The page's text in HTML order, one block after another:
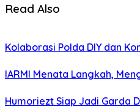
Read Also
Kolaborasi Polda DIY dan
IARMI Menata Langkah,
Humoriezt Siap Jadi Garda